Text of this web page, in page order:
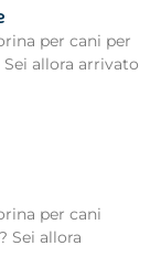
per cani per
allora arrivato
per cani
Sei allora